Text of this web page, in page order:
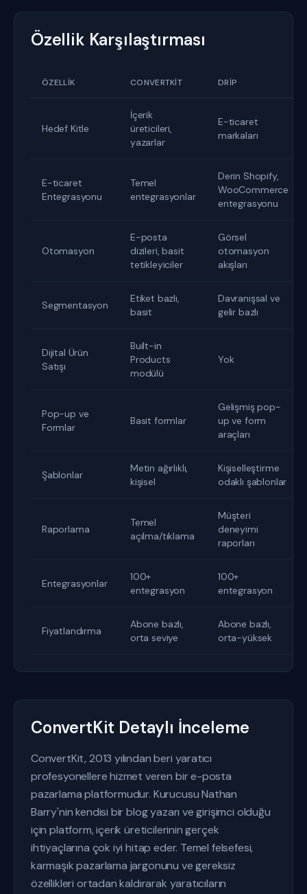
Özellik Karşılaştırması
ÖZELLIK CONVERTKIT DRIP
Hedef Kitle
İçerik
üreticileri,
yazarlar
E-ticaret
markaları
E-ticaret
Entegrasyonu
Temel
entegrasyonlar
Derin Shopify,
WooCommerce
entegrasyonu
Otomasyon
E-posta
dizileri, basit
tetikleyiciler
Görsel
otomasyon
akışları
Segmentasyon
Etiket bazlı,
basit
Davranışsal ve
gelir bazlı
Dijital Ürün
Satışı
Built-in
Products
modülü
Yok
Pop-up ve
Formlar
Basit formlar
Gelişmiş pop-
up ve form
araçları
Şablonlar
Metin ağırlıklı,
kişisel
Kişiselleştirme
odaklı şablonlar
Raporlama
Temel
açılma/tıklama
Müşteri
deneyimi
raporları
Entegrasyonlar
100+
entegrasyon
100+
entegrasyon
Fiyatlandırma
Abone bazlı,
orta seviye
Abone bazlı,
orta-yüksek
ConvertKit Detaylı İnceleme
ConvertKit, 2013 yılından beri yaratıcı
profesyonellere hizmet veren bir e-posta
pazarlama platformudur. Kurucusu Nathan
Barry'nin kendisi bir blog yazarı ve girişimci olduğu
için platform, içerik üreticilerinin gerçek
ihtiyaçlarına çok iyi hitap eder. Temel felsefesi,
karmaşık pazarlama jargonunu ve gereksiz
özellikleri ortadan kaldırarak yaratıcıların